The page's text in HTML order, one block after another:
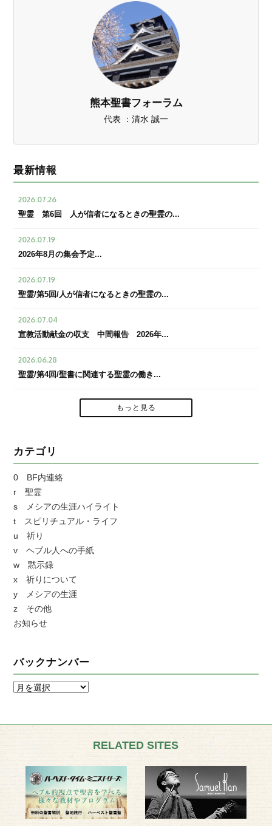
熊本聖書フォーラム
代表 ：清水 誠一
最新情報
2026.07.26
聖霊 第6回 人が信者になるときの聖霊の...
2026.07.19
2026年8月の集会予定...
2026.07.19
聖霊/第5回/人が信者になるときの聖霊の...
2026.07.04
宣教活動献金の収支 中間報告 2026年...
2026.06.28
聖霊/第4回/聖書に関連する聖霊の働き...
もっと見る
カテゴリ
0 BF内連絡
r 聖霊
s メシアの生涯ハイライト
t スピリチュアル・ライフ
u 祈り
v ヘブル人への手紙
w 黙示録
x 祈りについて
y メシアの生涯
z その他
お知らせ
バックナンバー
RELATED SITES